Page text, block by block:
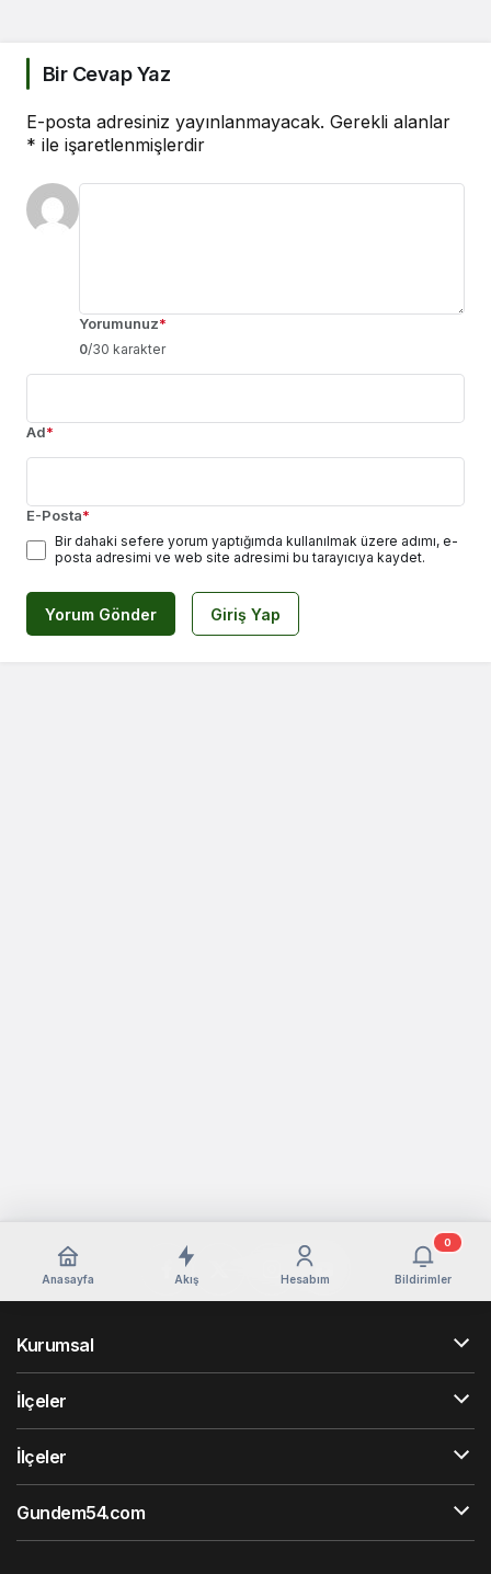
Bir Cevap Yaz
E-posta adresiniz yayınlanmayacak. Gerekli alanlar
* ile işaretlenmişlerdir
Yorumunuz*
0/30 karakter
Ad*
E-Posta*
Bir dahaki sefere yorum yaptığımda kullanılmak üzere adımı, e-
posta adresimi ve web site adresimi bu tarayıcıya kaydet.
Yorum Gönder Giriş Yap
Anasayfa Akış Hesabım Bildirimler
0
Kurumsal
İlçeler
İlçeler
Gundem54.com